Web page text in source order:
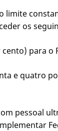
limite
os
para o
quatro por
pessoal